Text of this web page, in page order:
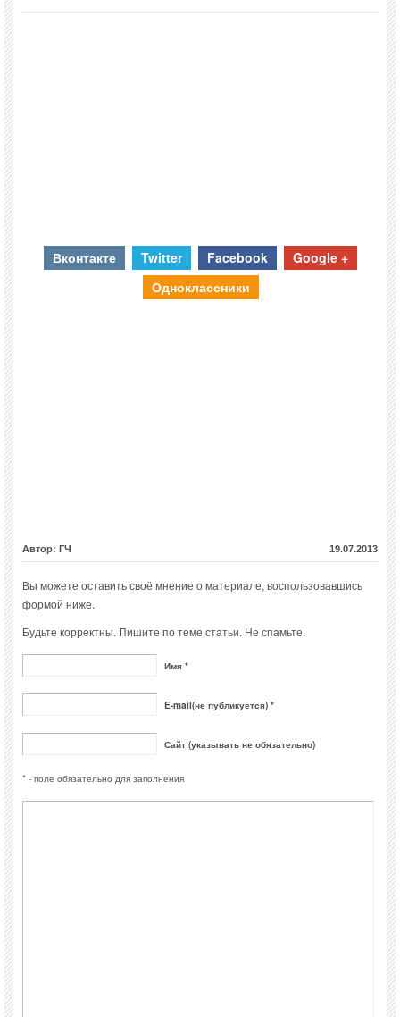
Вконтакте Twitter Facebook
Google +
Одноклассники
Автор: ГЧ 19.07.2013
Вы можете оставить своё мнение о материале, воспользовавшись
формой ниже.
Будьте корректны. Пишите по теме статьи. Не спамьте.
Имя *
E-mail(не публикуется) *
Сайт (указывать не обязательно)
* - поле обязательно для заполнения